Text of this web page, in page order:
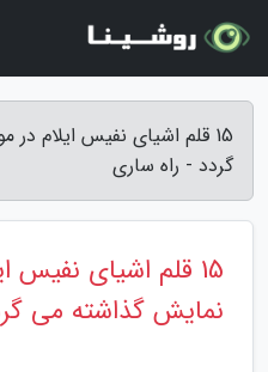
15 قلم اشیای نفیس ایلام
گردد - راه ساری
15 قلم اشیای نفیس
نمایش گذاشته می